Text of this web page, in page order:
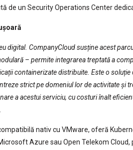
de un Security Operations Center
digital. CompanyCloud susține acest
– permite integrarea treptată a
containerizate distribuite. Este o
strict pe domeniul lor de activitate și
a acestui serviciu, cu costuri înalt
.
nativ cu VMware, oferă
Azure sau Open Telekom